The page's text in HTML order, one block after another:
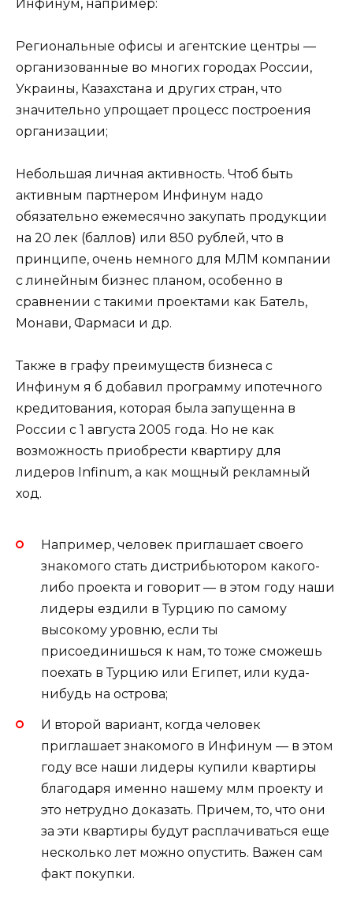
Инфинум, например:
Региональные офисы и агентские центры —
организованные во многих городах России,
Украины, Казахстана и других стран, что
значительно упрощает процесс построения
организации;
Небольшая личная активность. Чтоб быть
активным партнером Инфинум надо
обязательно ежемесячно закупать продукции
на 20 лек (баллов) или 850 рублей, что в
принципе, очень немного для МЛМ компании
с линейным бизнес планом, особенно в
сравнении с такими проектами как Батель,
Монави, Фармаси и др.
Также в графу преимуществ бизнеса с
Инфинум я б добавил программу ипотечного
кредитования, которая была запущенна в
России с 1 августа 2005 года. Но не как
возможность приобрести квартиру для
лидеров Infinum, а как мощный рекламный
ход.
Например, человек приглашает своего
знакомого стать дистрибьютором какого-
либо проекта и говорит — в этом году наши
лидеры ездили в Турцию по самому
высокому уровню, если ты
присоединишься к нам, то тоже сможешь
поехать в Турцию или Египет, или куда-
нибудь на острова;
И второй вариант, когда человек
приглашает знакомого в Инфинум — в этом
году все наши лидеры купили квартиры
благодаря именно нашему млм проекту и
это нетрудно доказать. Причем, то, что они
за эти квартиры будут расплачиваться еще
несколько лет можно опустить. Важен сам
факт покупки.